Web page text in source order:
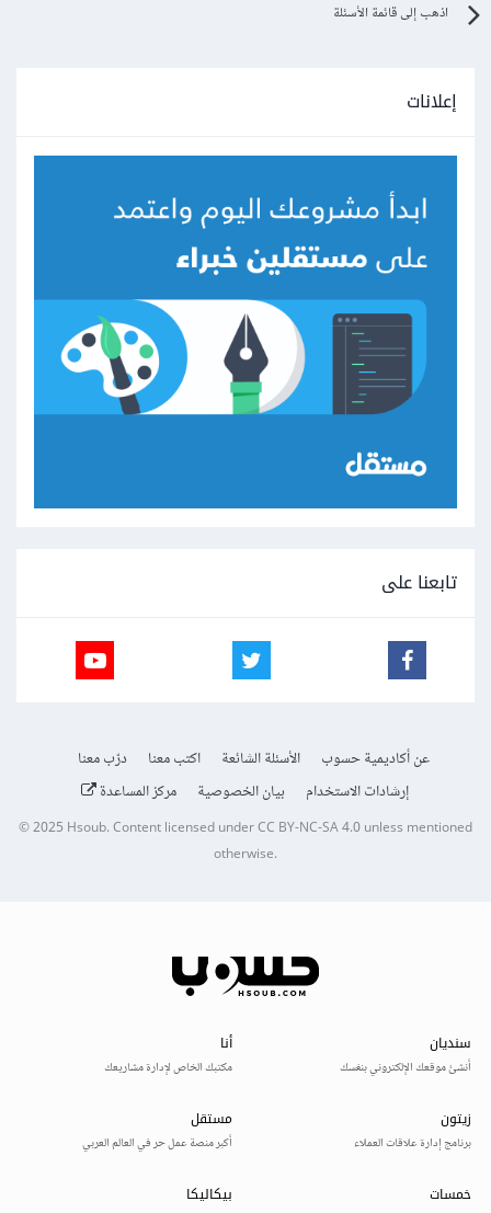
اذهب إلى قائمة الأسئلة
إعلانات
تابعنا على
عن أكاديمية حسوب الأسئلة الشائعة اكتب معنا
درّب معنا
إرشادات الاستخدام
بيان الخصوصية مركز المساعدة
© 2025Hsoub.Content licensed underCC BY-NC-SA 4.0unless mentioned
otherwise.